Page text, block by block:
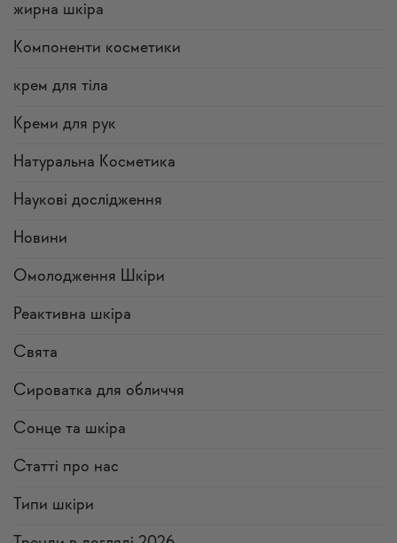
жирна шкіра
Компоненти косметики
крем для тіла
Креми для рук
Натуральна Косметика
Наукові дослідження
Новини
Омолодження Шкіри
Реактивна шкіра
Свята
Сироватка для обличчя
Сонце та шкіра
Статті про нас
Типи шкіри